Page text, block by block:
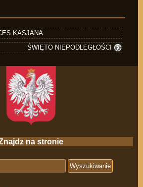
KASJANA
ŚWIĘTO NIEPODLEGŁOŚCI
na stronie